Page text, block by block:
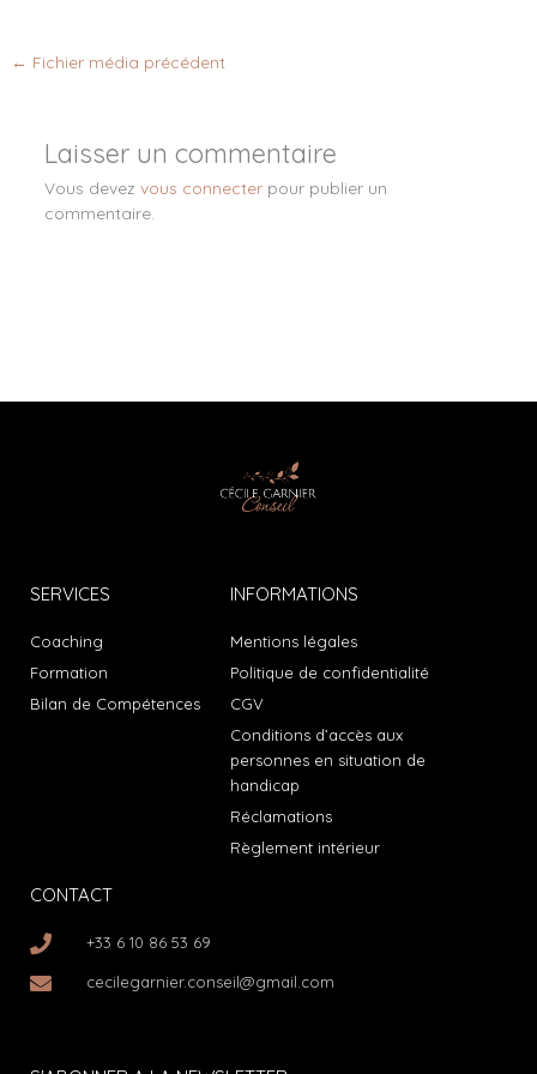
← Fichier média précédent
Laisser un commentaire
Vous devez vous connecterpour publier un
commentaire.
SERVICES
Coaching
Formation
Bilan de Compétences
INFORMATIONS
Mentions légales
Politique de confidentialité
CGV
Conditions d’accès aux
personnes en situation de
handicap
Réclamations
Règlement intérieur
CONTACT
+33 6 10 86 53 69
cecilegarnier.conseil@gmail.com